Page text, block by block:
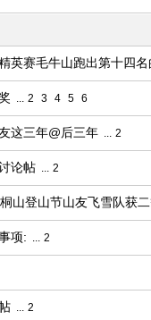
英赛毛牛山跑出第十四
... 2 3 4 5 6
这三年@后三年 ... 2
论帖 ... 2
山登山节山友飞雪队获
项: ... 2
... 2